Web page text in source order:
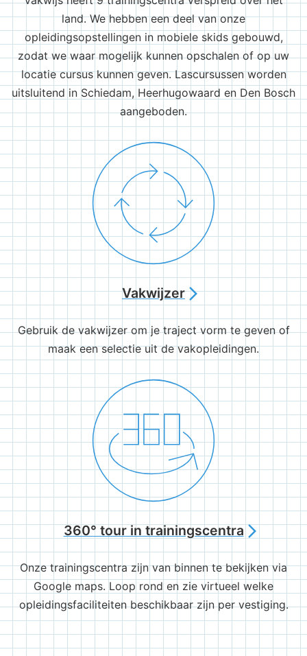
land. We hebben een deel van onze
opleidingsopstellingen in mobiele skids gebouwd,
zodat we waar mogelijk kunnen opschalen of op uw
locatie cursus kunnen geven. Lascursussen worden
uitsluitend in Schiedam, Heerhugowaard en Den Bosch
aangeboden.
Vakwijzerarrow_forward_ios
Gebruik de vakwijzer om je traject vorm te geven of
maak een selectie uit de vakopleidingen.
360° tour in trainingscentra arrow_forward_ios
Onze trainingscentra zijn van binnen te bekijken via
Google maps. Loop rond en zie virtueel welke
opleidingsfaciliteiten beschikbaar zijn per vestiging.